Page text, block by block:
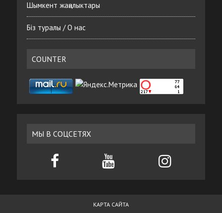
Шымкент жаңалыктары
Біз туралы / О нас
COUNTER
МЫ В СОЦСЕТЯХ
КАРТА САЙТА